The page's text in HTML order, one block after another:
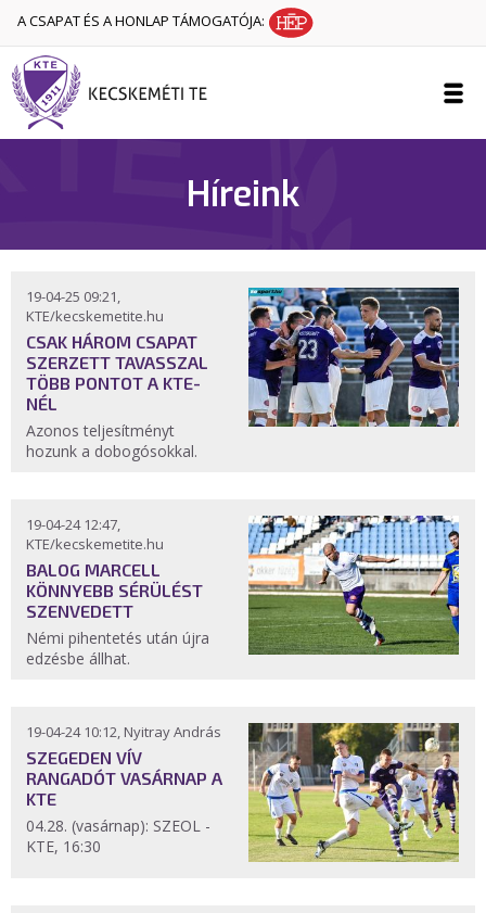
A CSAPAT ÉS A HONLAP TÁMOGATÓJA:
Híreink
19-04-25 09:21,
KTE/kecskemetite.hu
CSAK HÁROM CSAPAT
SZERZETT TAVASSZAL
TÖBB PONTOT A KTE-
NÉL
Azonos teljesítményt
hozunk a dobogósokkal.
19-04-24 12:47,
KTE/kecskemetite.hu
BALOG MARCELL
KÖNNYEBB SÉRÜLÉST
SZENVEDETT
Némi pihentetés után újra
edzésbe állhat.
19-04-24 10:12, Nyitray András
SZEGEDEN VÍV
RANGADÓT VASÁRNAP A
KTE
04.28. (vasárnap): SZEOL -
KTE, 16:30